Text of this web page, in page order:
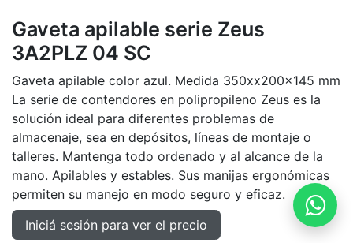
Gaveta apilable serie Zeus
3A2PLZ 04 SC
Gaveta apilable color azul. Medida 350xx200x145 mm
La serie de contendores en polipropileno Zeus es la
solución ideal para diferentes problemas de
almacenaje, sea en depósitos, líneas de montaje o
talleres. Mantenga todo ordenado y al alcance de la
mano. Apilables y estables. Sus manijas ergonómicas
permiten su manejo en modo seguro y eficaz.
Iniciá sesión para ver el precio